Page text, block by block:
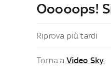
Ooooops!
Riprova più tardi
Torna a Video Sky